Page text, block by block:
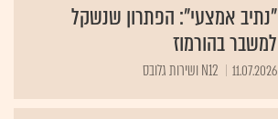
"נתיב אמצעי": הפתרון שנשקל
למשבר בהורמוז
11.07.2026 N12 ושירות גלובס